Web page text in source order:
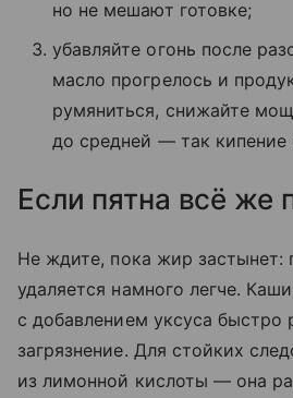
но не мешают готовке;
убавляйте огонь после
масло прогрелось и
румяниться, снижайте
до средней — так кипение
Если пятна всё же
Не ждите, пока жир застынет:
удаляется намного легче.
с добавлением уксуса быстро
загрязнение. Для стойких
из лимонной кислоты — она